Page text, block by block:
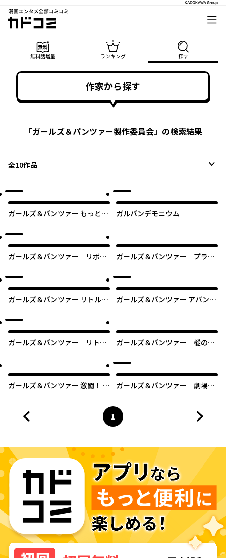
漫画エンタメ全部コミコミ
カドコミ
無料話増量 ランキング 探す
作家から探す
「ガールズ＆パンツァー製作委員会」の検索結果
全10作品
ガールズ＆パンツァー もっとら
ガルパンデモニウム
ガールズ＆パンツァー リボン
ガールズ＆パンツァー プラウ
ガールズ＆パンツァー リトルア
ガールズ＆パンツァー アバンテ
ガールズ＆パンツァー リトル
ガールズ＆パンツァー 樅の木
ガールズ＆パンツァー 激闘！ マ
ガールズ＆パンツァー 劇場
ソロジー
ページ
1
へ